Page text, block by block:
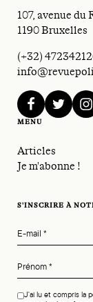
107, avenue du
1190 Bruxelles
(+32)
facebooktwitter
MENU
Articles
Je m'abonne !
S'INSCRIRE À
E-mail *
Prénom*
J'ai lu et compris la